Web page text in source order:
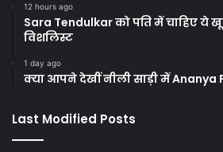
12 hours ago
Sara Tendulkar को पति में चाहिए ये
विशलिस्ट
1 day ago
क्या आपने देखीं नीली साड़ी में Ananya
Last Modified Posts